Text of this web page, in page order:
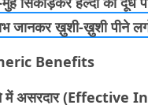
जानकर ख़ुशी-ख़ुशी पीने
Benefits
में असरदार (Effective